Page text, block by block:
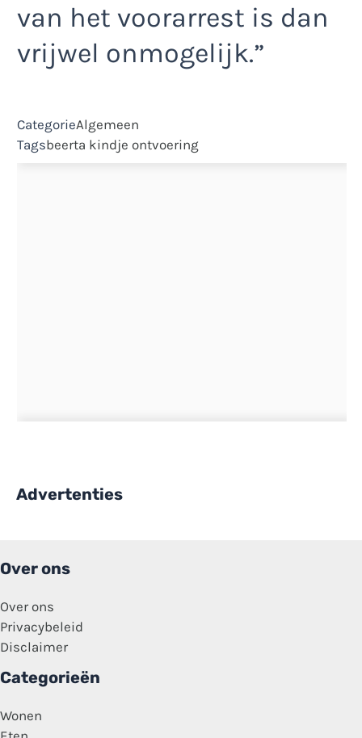
van het voorarrest is dan
vrijwel onmogelijk.”
CategorieAlgemeen
Tagsbeerta kindje ontvoering
Advertenties
Over ons
Over ons
Privacybeleid
Disclaimer
Categorieën
Wonen